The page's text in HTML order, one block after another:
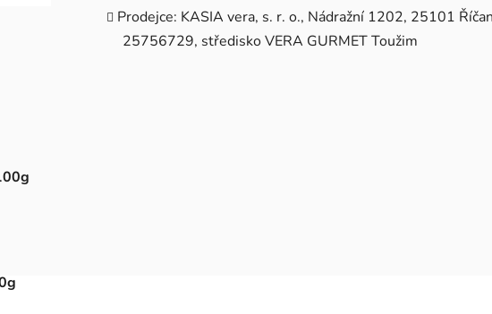
Prodejce: KASIA vera, s. r. o., Nádražní 1202, 25101
25756729, středisko VERA GURMET Toužim